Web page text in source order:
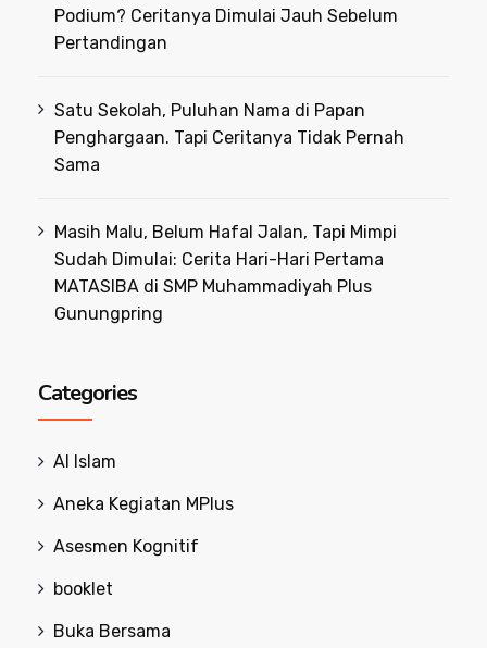
Podium? Ceritanya Dimulai Jauh Sebelum
Pertandingan
Satu Sekolah, Puluhan Nama di Papan
Penghargaan. Tapi Ceritanya Tidak Pernah
Sama
Masih Malu, Belum Hafal Jalan, Tapi Mimpi
Sudah Dimulai: Cerita Hari-Hari Pertama
MATASIBA di SMP Muhammadiyah Plus
Gunungpring
Categories
Al Islam
Aneka Kegiatan MPlus
Asesmen Kognitif
booklet
Buka Bersama